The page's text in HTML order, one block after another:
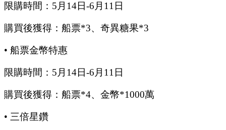
限購時間： 5 月 14日-6 月 11 日
購買後獲得：船票*3、奇異糖果*3
• 船票金幣特惠
限購時間： 5 月 14日-6 月 11 日
購買後獲得：船票*4、金幣*1000萬
• 三倍星鑽